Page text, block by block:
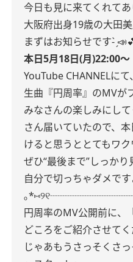
今日も見に来てくれて
大阪府出身19歳の大田美
まずはお知らせです-
本日5月18日(月)22:00〜
YouTube CHANNELに
生曲『円周率』のMVが
みなさんの楽しみにし
さん届いていたので、
けると思うととてもワ
ぜひ“最後まで”しっか
自分で切っちゃダメで
｡
円周率のMV公開前に、
どころをご紹介させてく
じゃあもうさっそくさ